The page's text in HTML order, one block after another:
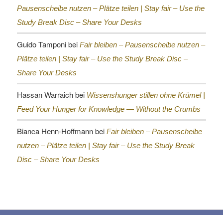
Pausenscheibe nutzen – Plätze teilen | Stay fair – Use the
Study Break Disc – Share Your Desks
Guido Tamponibei Fair bleiben – Pausenscheibe nutzen –
Plätze teilen | Stay fair – Use the Study Break Disc –
Share Your Desks
Hassan Warraichbei Wissenshunger stillen ohne Krümel |
Feed Your Hunger for Knowledge — Without the Crumbs
Bianca Henn-Hoffmannbei Fair bleiben – Pausenscheibe
nutzen – Plätze teilen | Stay fair – Use the Study Break
Disc – Share Your Desks